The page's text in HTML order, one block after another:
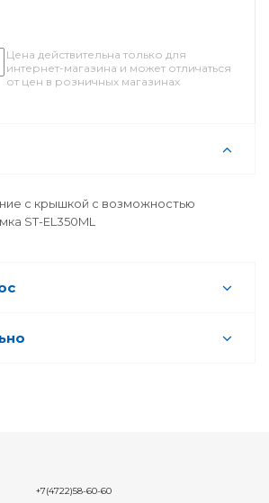
Цена действительна только для
интернет-магазина и может отличаться
от цен в розничных магазинах
с крышкой с возможностью
ST-EL350ML
+7(4722)58-60-60